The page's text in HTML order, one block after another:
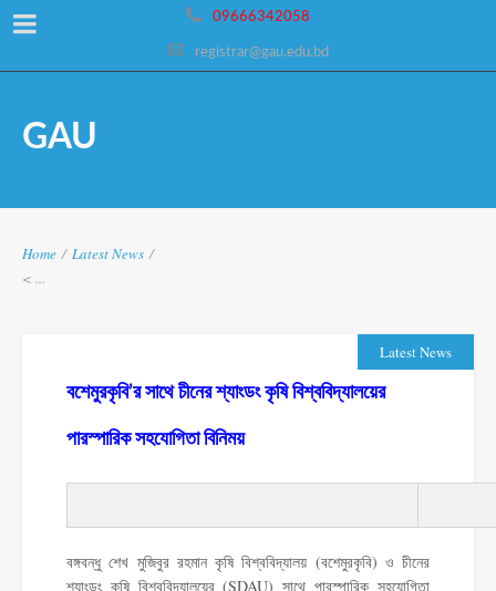
09666342058
registrar@gau.edu.bd
GAU
Home / Latest News /
< ...
Latest News
বশেমুরকৃবি’র সাথে চীনের শ্যাংডং কৃষি বিশ্ববিদ্যালয়ের
পারস্পারিক সহযোগিতা বিনিময়
বঙ্গবন্ধু শেখ মুজিবুর রহমান কৃষি বিশ্ববিদ্যালয় (বশেমুরকৃবি) ও চীনের
শ্যাংডং কৃষি বিশ্ববিদ্যালয়ের (SDAU) সাথে পারস্পারিক সহযোগিতা